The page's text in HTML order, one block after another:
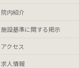
院内紹介
施設基準に関する掲示
アクセス
求人情報